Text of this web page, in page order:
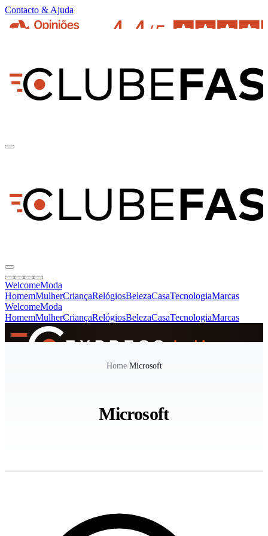
Contacto & Ajuda
WelcomeModa
HomemMulherCriançaRelógiosBelezaCasaTecnologiaMarcas
WelcomeModa
HomemMulherCriançaRelógiosBelezaCasaTecnologiaMarcas
Home/Microsoft
Microsoft